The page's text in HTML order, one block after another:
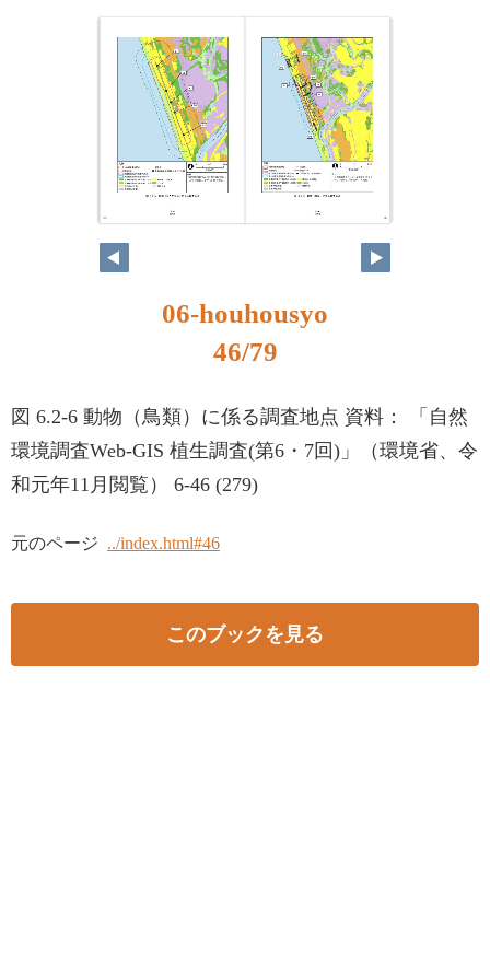
45 46
06-houhousyo
46/79
図 6.2-6 動物（鳥類）に係る調査地点 資料： 「自然
環境調査Web-GIS 植生調査(第6・7回)」（環境省、令
和元年11月閲覧） 6-46 (279)
元のページ ../index.html#46
このブックを見る